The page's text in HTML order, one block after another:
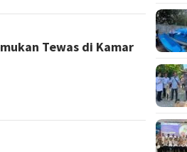
Tewas di Kamar